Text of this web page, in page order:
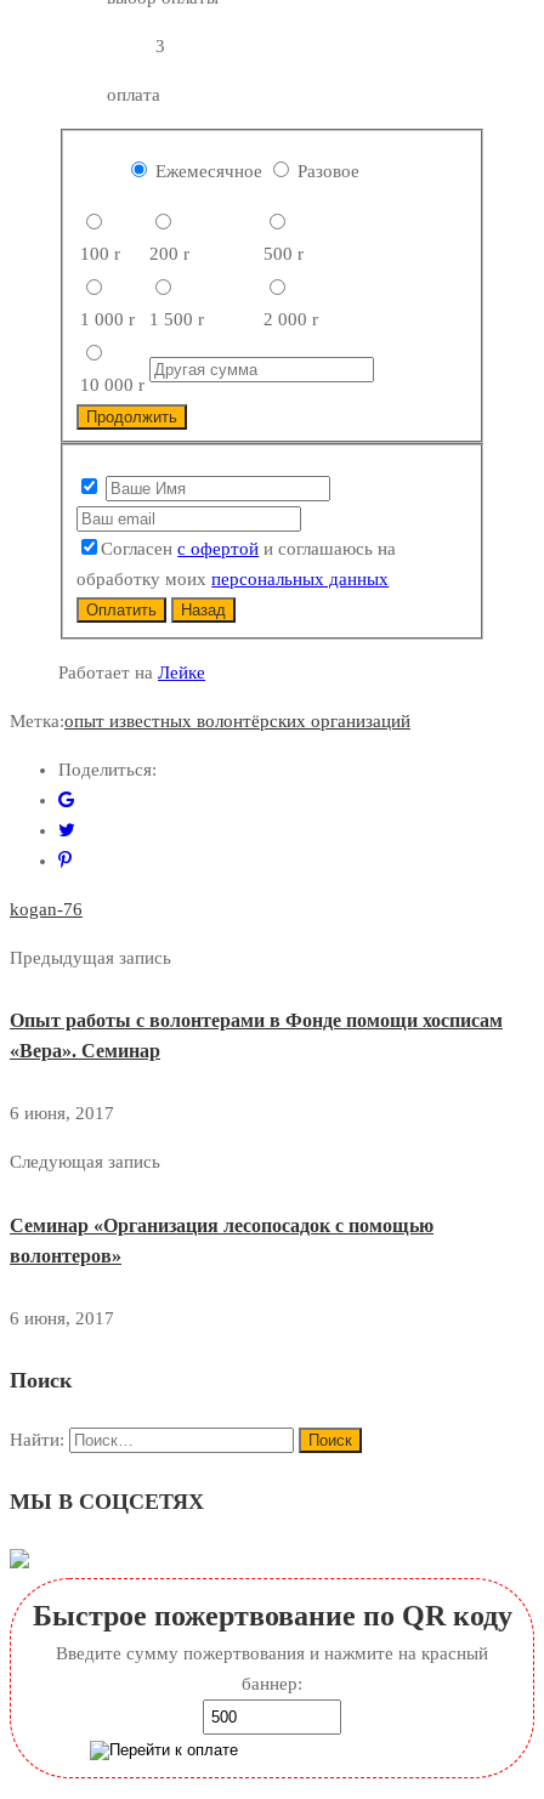
3
оплата
Ежемесячное Разовое
100r 200r 500r
1 000r 1 500r 2 000r
10 000r
Продолжить
Согласенс офертой и соглашаюсь на
обработку моихперсональных данных
Оплатить Назад
Работает на Лейке
Метка:опыт известных волонтёрских организаций
Поделиться:
kogan-76
Предыдущая запись
Опыт работы с волонтерами в Фонде помощи хосписам
«Вера». Семинар
6 июня, 2017
Следующая запись
Семинар «Организация лесопосадок с помощью
волонтеров»
6 июня, 2017
Поиск
Найти:
МЫ В СОЦСЕТЯХ
Быстрое пожертвование по QR коду
Введите сумму пожертвования и нажмите на красный
баннер: